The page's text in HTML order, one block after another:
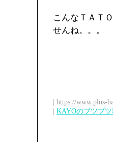
こんなＴＡＴ
せんね。。。
| https://www.plus-
| KAYOのブツブ